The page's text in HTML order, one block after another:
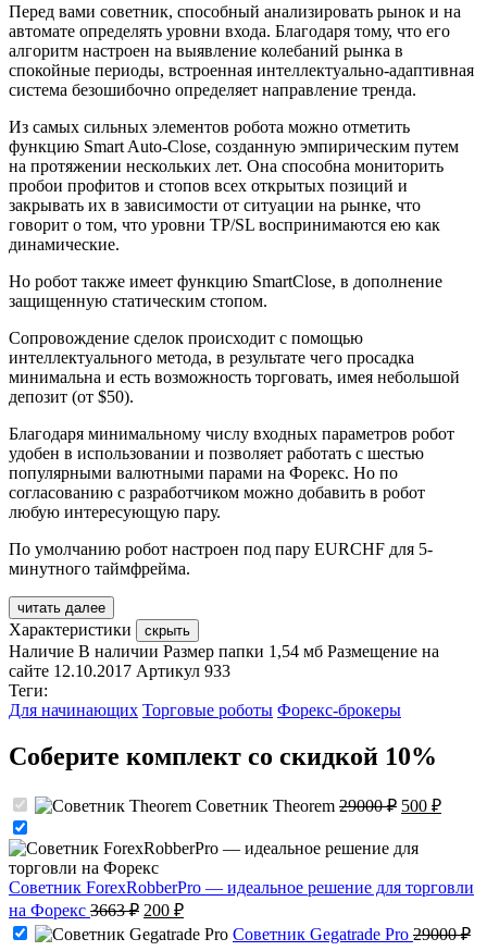
Перед вами советник, способный анализировать рынок и на
автомате определять уровни входа. Благодаря тому, что его
алгоритм настроен на выявление колебаний рынка в
спокойные периоды, встроенная интеллектуально-адаптивная
система безошибочно определяет направление тренда.
Из самых сильных элементов робота можно отметить
функцию Smart Auto-Close, созданную эмпирическим путем
на протяжении нескольких лет. Она способна мониторить
пробои профитов и стопов всех открытых позиций и
закрывать их в зависимости от ситуации на рынке, что
говорит о том, что уровни TP/SL воспринимаются ею как
динамические.
Но робот также имеет функцию SmartClose, в дополнение
защищенную статическим стопом.
Сопровождение сделок происходит с помощью
интеллектуального метода, в результате чего просадка
минимальна и есть возможность торговать, имея небольшой
депозит (от $50).
Благодаря минимальному числу входных параметров робот
удобен в использовании и позволяет работать с шестью
популярными валютными парами на Форекс. Но по
согласованию с разработчиком можно добавить в робот
любую интересующую пару.
По умолчанию робот настроен под пару EURCHF для 5-
минутного таймфрейма.
читать далее
Характеристики скрыть
Наличие В наличии Размер папки 1,54 мб Размещение на
сайте 12.10.2017 Артикул 933
Теги:
Для начинающих Торговые роботы Форекс-брокеры
Соберите комплект со скидкой 10%
Советник Theorem 29000₽
29000 ₽.
500 ₽
Советник ForexRobberPro — идеальное решение для торговли
на Форекс 3663₽ Первоначальная
цена
составляла
200 ₽Текущая
цена:
Советник Gegatrade Pro 29000₽